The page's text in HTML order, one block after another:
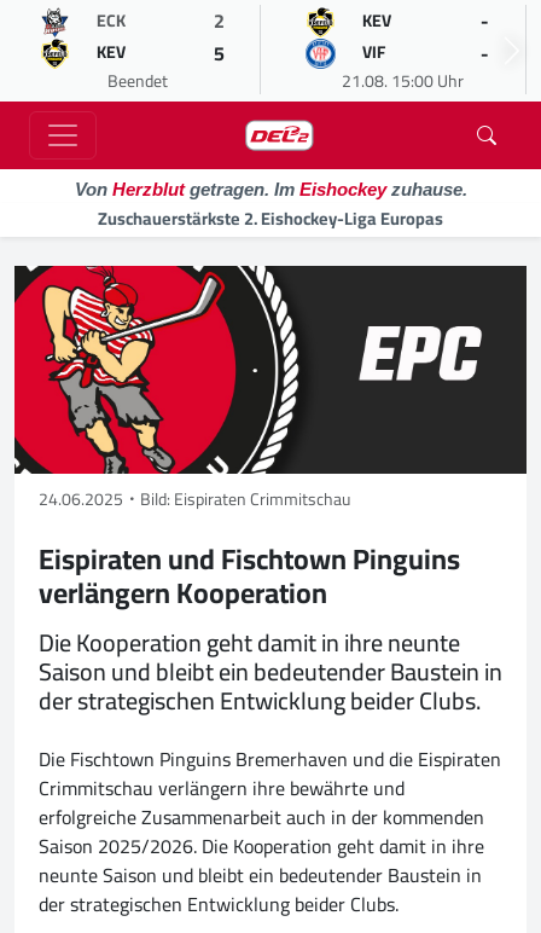
ECK 2
KEV 5
Beendet
KEV -
VIF -
21.08. 15:00 Uhr
Von Herzblutgetragen. Im Eishockeyzuhause.
Zuschauerstärkste 2. Eishockey-Liga Europas
24.06.2025 Bild: Eispiraten Crimmitschau
Eispiraten und Fischtown Pinguins
verlängern Kooperation
Die Kooperation geht damit in ihre neunte
Saison und bleibt ein bedeutender Baustein in
der strategischen Entwicklung beider Clubs.
Die Fischtown Pinguins Bremerhaven und die Eispiraten
Crimmitschau verlängern ihre bewährte und
erfolgreiche Zusammenarbeit auch in der kommenden
Saison 2025/2026. Die Kooperation geht damit in ihre
neunte Saison und bleibt ein bedeutender Baustein in
der strategischen Entwicklung beider Clubs.